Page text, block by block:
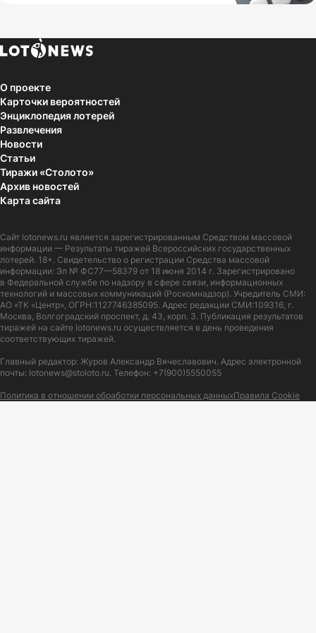
О проекте
Карточки вероятностей
Энциклопедия лотерей
Развлечения
Новости
Статьи
Тиражи «Столото»
Архив новостей
Карта сайта
Сайт lotonews.ru является зарегистрированным Средством массовой
информации — Результаты тиражей Всероссийских государственных
лотерей. 18+. Свидетельство о регистрации Средства массовой
информации: Эл № ФС77—58379 от 18 июня 2014 г. Зарегистрировано
в Федеральной службе по надзору в сфере связи, информационных
технологий и массовых коммуникаций (Роскомнадзор). Учредитель СМИ:
АО «ТК «Центр», ОГРН:1127746385095. Адрес редакции СМИ:109316, г.
Москва, Волгоградский проспект, д. 43, корп. 3. Публикация результатов
тиражей на сайте lotonews.ru осуществляется в день проведения
соответствующих тиражей.
Главный редактор: Журов Александр Вячеславович. Адрес электронной
почты: lotonews@stoloto.ru. Телефон: +7(900)5550055
Политика в отношении обработки персональных данныхПравила Cookie